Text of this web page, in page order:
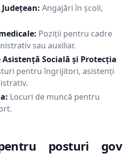
Angajări în școli,
Poziții pentru cadre
sau auxiliar.
Socială și Protecția
pentru îngrijitori, asistenți
Locuri de muncă pentru
posturi gov